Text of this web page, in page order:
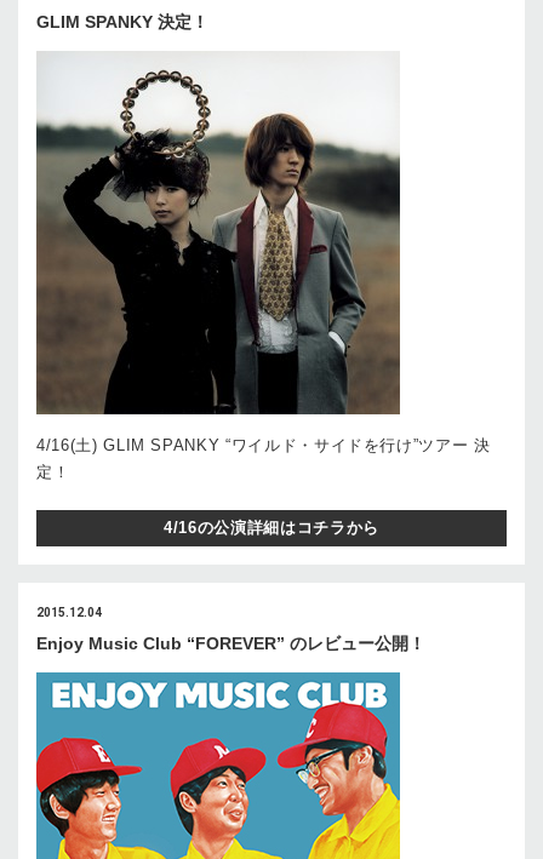
GLIM SPANKY 決定！
4/16(土) GLIM SPANKY “ワイルド・サイドを行け”ツアー 決
定！
4/16の公演詳細はコチラから
2015.12.04
Enjoy Music Club “FOREVER” のレビュー公開！